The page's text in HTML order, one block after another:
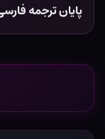
پایان ترجمه